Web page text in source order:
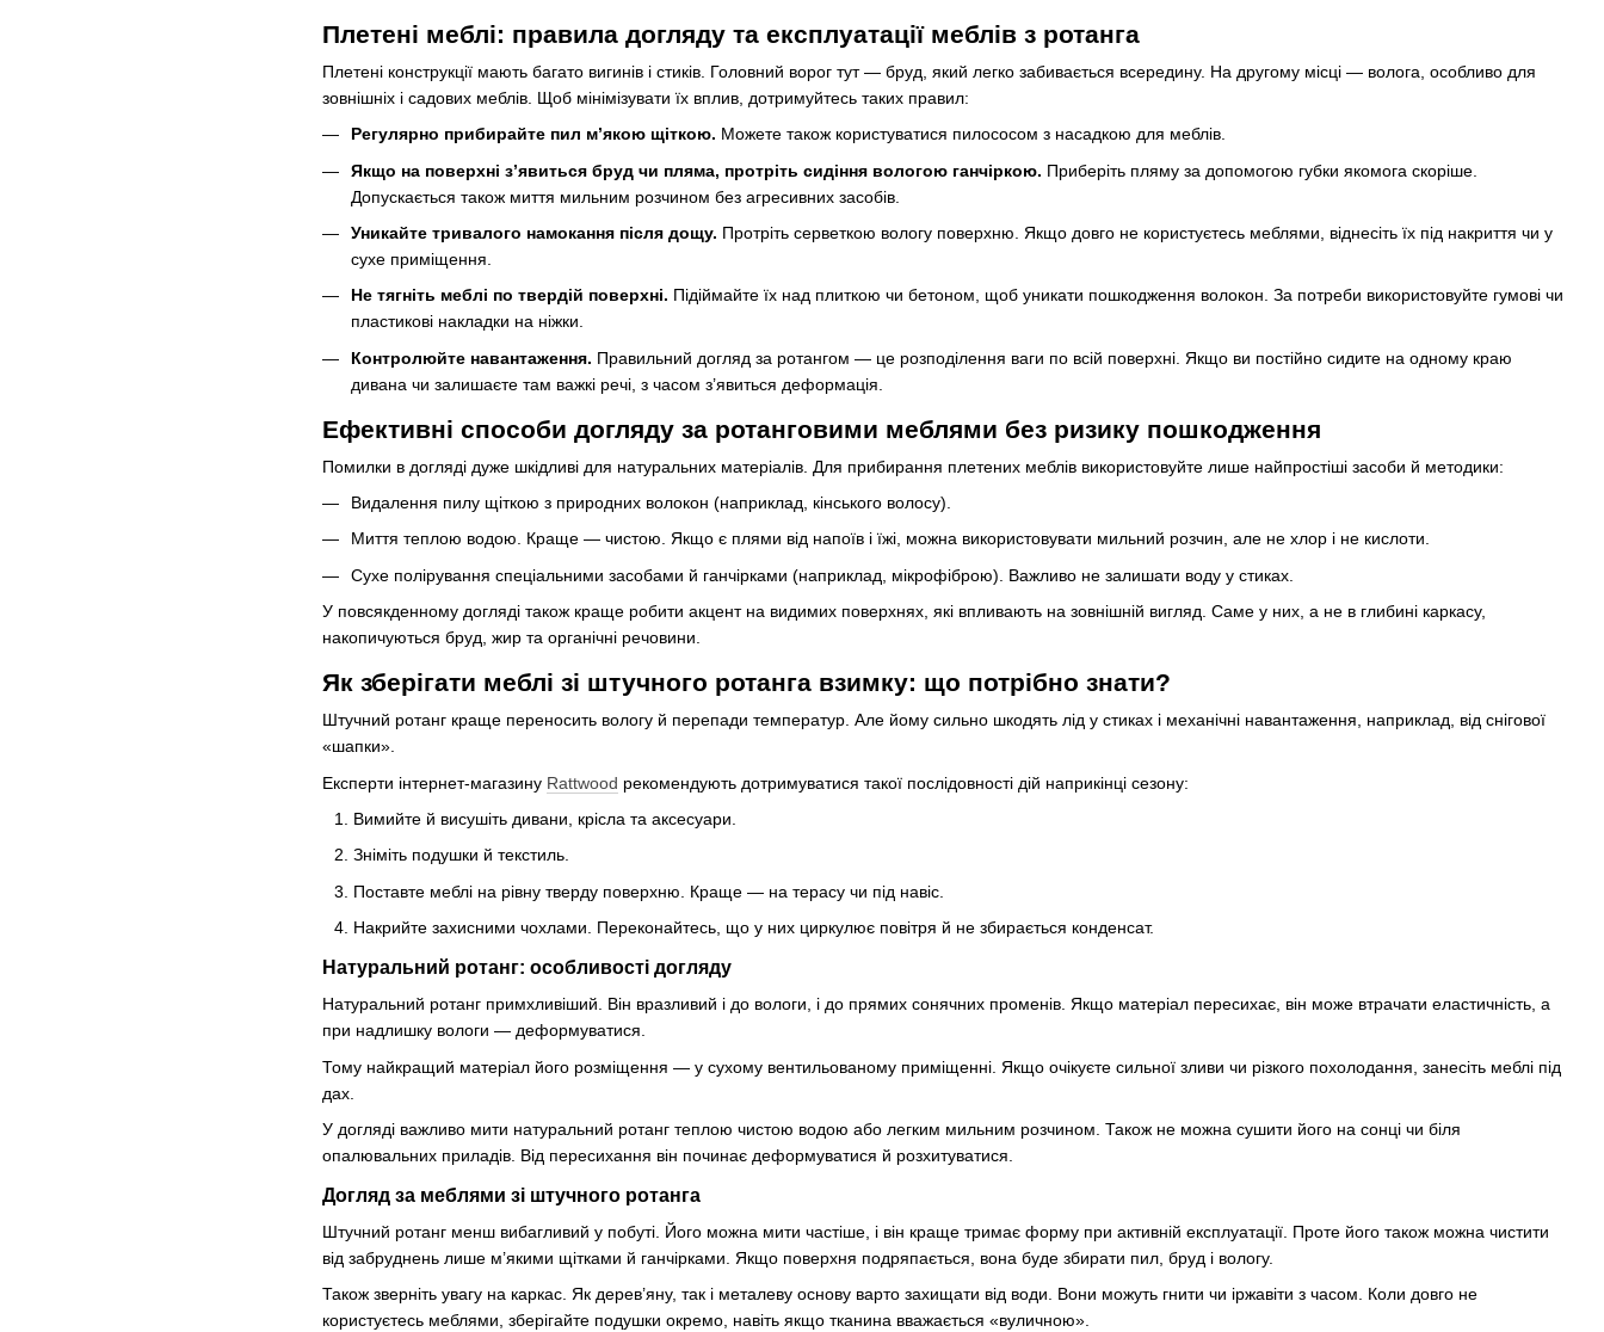
Плетені меблі: правила догляду та експлуатації меблів з ротанга
Плетені конструкції мають багато вигинів і стиків. Головний ворог тут — бруд, який легко забивається всередину. На другому місці — волога, особливо для
зовнішніх і садових меблів. Щоб мінімізувати їх вплив, дотримуйтесь таких правил:
Регулярно прибирайте пил м’якою щіткою. Можете також користуватися пилососом з насадкою для меблів.
Якщо на поверхні з’явиться бруд чи пляма, протріть сидіння вологою ганчіркою. Приберіть пляму за допомогою губки якомога скоріше.
Допускається також миття мильним розчином без агресивних засобів.
Уникайте тривалого намокання після дощу. Протріть серветкою вологу поверхню. Якщо довго не користуєтесь меблями, віднесіть їх під накриття чи у
сухе приміщення.
Не тягніть меблі по твердій поверхні. Підіймайте їх над плиткою чи бетоном, щоб уникати пошкодження волокон. За потреби використовуйте гумові чи
пластикові накладки на ніжки.
Контролюйте навантаження. Правильний догляд за ротангом — це розподілення ваги по всій поверхні. Якщо ви постійно сидите на одному краю
дивана чи залишаєте там важкі речі, з часом з’явиться деформація.
Ефективні способи догляду за ротанговими меблями без ризику пошкодження
Помилки в догляді дуже шкідливі для натуральних матеріалів. Для прибирання плетених меблів використовуйте лише найпростіші засоби й методики:
Видалення пилу щіткою з природних волокон (наприклад, кінського волосу).
Миття теплою водою. Краще — чистою. Якщо є плями від напоїв і їжі, можна використовувати мильний розчин, але не хлор і не кислоти.
Сухе полірування спеціальними засобами й ганчірками (наприклад, мікрофіброю). Важливо не залишати воду у стиках.
У повсякденному догляді також краще робити акцент на видимих поверхнях, які впливають на зовнішній вигляд. Саме у них, а не в глибині каркасу,
накопичуються бруд, жир та органічні речовини.
Як зберігати меблі зі штучного ротанга взимку: що потрібно знати?
Штучний ротанг краще переносить вологу й перепади температур. Але йому сильно шкодять лід у стиках і механічні навантаження, наприклад, від снігової
«шапки».
Експерти інтернет-магазину Rattwood рекомендують дотримуватися такої послідовності дій наприкінці сезону:
Вимийте й висушіть дивани, крісла та аксесуари.
Зніміть подушки й текстиль.
Поставте меблі на рівну тверду поверхню. Краще — на терасу чи під навіс.
Накрийте захисними чохлами. Переконайтесь, що у них циркулює повітря й не збирається конденсат.
Натуральний ротанг: особливості догляду
Натуральний ротанг примхливіший. Він вразливий і до вологи, і до прямих сонячних променів. Якщо матеріал пересихає, він може втрачати еластичність, а
при надлишку вологи — деформуватися.
Тому найкращий матеріал його розміщення — у сухому вентильованому приміщенні. Якщо очікуєте сильної зливи чи різкого похолодання, занесіть меблі під
дах.
У догляді важливо мити натуральний ротанг теплою чистою водою або легким мильним розчином. Також не можна сушити його на сонці чи біля
опалювальних приладів. Від пересихання він починає деформуватися й розхитуватися.
Догляд за меблями зі штучного ротанга
Штучний ротанг менш вибагливий у побуті. Його можна мити частіше, і він краще тримає форму при активній експлуатації. Проте його також можна чистити
від забруднень лише м’якими щітками й ганчірками. Якщо поверхня подряпається, вона буде збирати пил, бруд і вологу.
Також зверніть увагу на каркас. Як дерев’яну, так і металеву основу варто захищати від води. Вони можуть гнити чи іржавіти з часом. Коли довго не
користуєтесь меблями, зберігайте подушки окремо, навіть якщо тканина вважається «вуличною».